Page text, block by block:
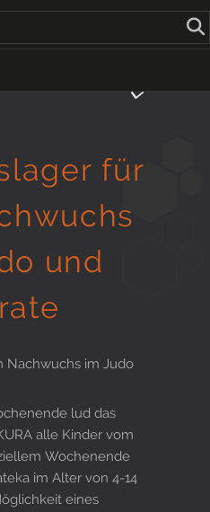
in Form
Freizeitcenter
für
und
Nachwuchs im Judo
lud das
alle Kinder vom
Wochenende
im Alter von 4-14
eines